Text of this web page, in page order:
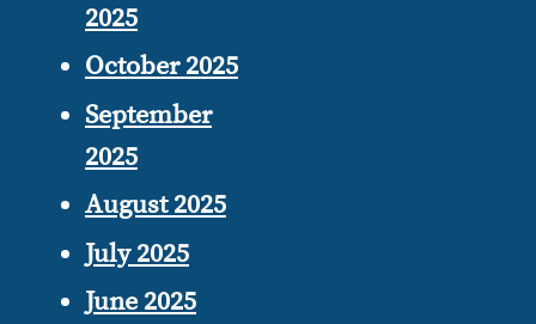
2025
October 2025
September
2025
August 2025
July 2025
June 2025